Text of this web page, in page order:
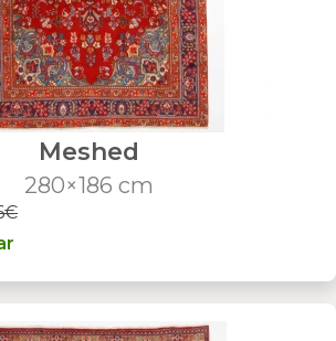
Meshed
280×186 cm